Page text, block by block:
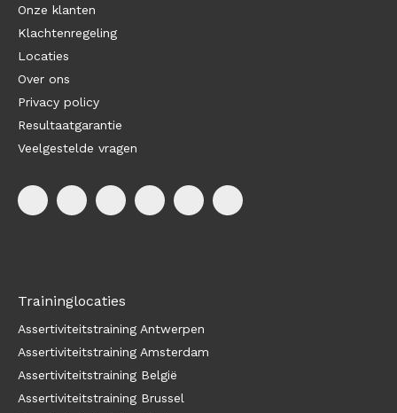
Onze klanten
Klachtenregeling
Locaties
Over ons
Privacy policy
Resultaatgarantie
Veelgestelde vragen
Traininglocaties
Assertiviteitstraining Antwerpen
Assertiviteitstraining Amsterdam
Assertiviteitstraining België
Assertiviteitstraining Brussel